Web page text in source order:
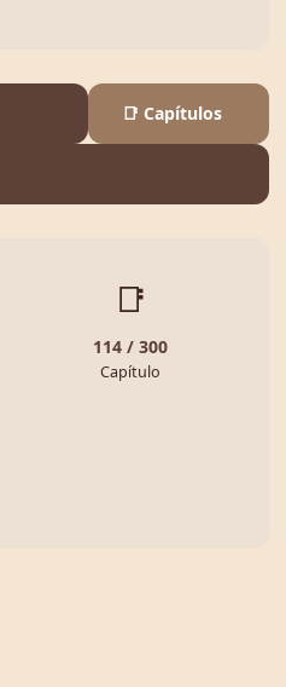
📑 Capítulos
📑
114 / 300
Capítulo